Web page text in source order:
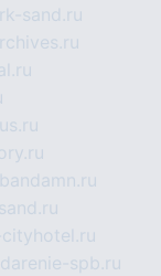
sand.ru
bandamn.ru
spb.ru